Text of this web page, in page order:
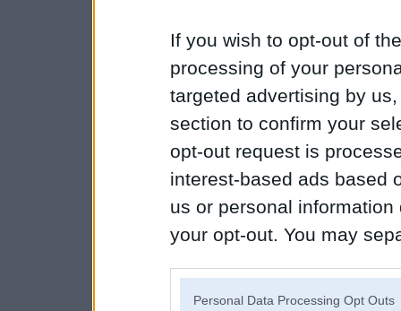
If you wish to opt-out of
processing of your
targeted advertising by
section to confirm your
opt-out request is
interest-based ads based
us or personal
your opt-out. You may
Personal Data Processing Opt Outs